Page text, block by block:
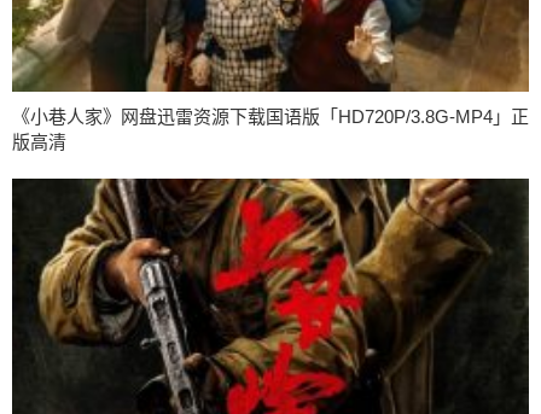
《小巷人家》网盘迅雷资源下载国语版「HD720P/3.8G-MP4」正
版高清